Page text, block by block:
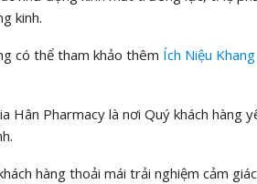
kinh.
có thể tham khảo thêm Ích Niệu Khang
Hân Pharmacy là nơi Quý khách
hàng thoải mái trải nghiệm cảm